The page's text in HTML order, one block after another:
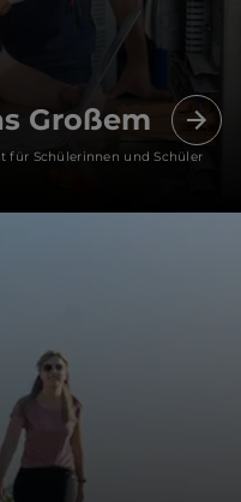
Großem
für Schülerinnen und Schüler